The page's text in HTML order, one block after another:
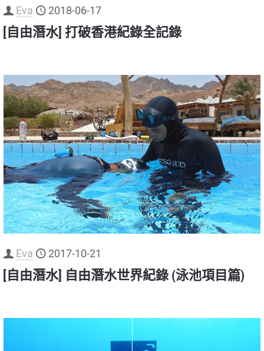
Eva 2018-06-17
[自由潛水] 打破香港紀錄全記錄
Eva 2017-10-21
[自由潛水] 自由潛水世界紀錄 (泳池項目篇)